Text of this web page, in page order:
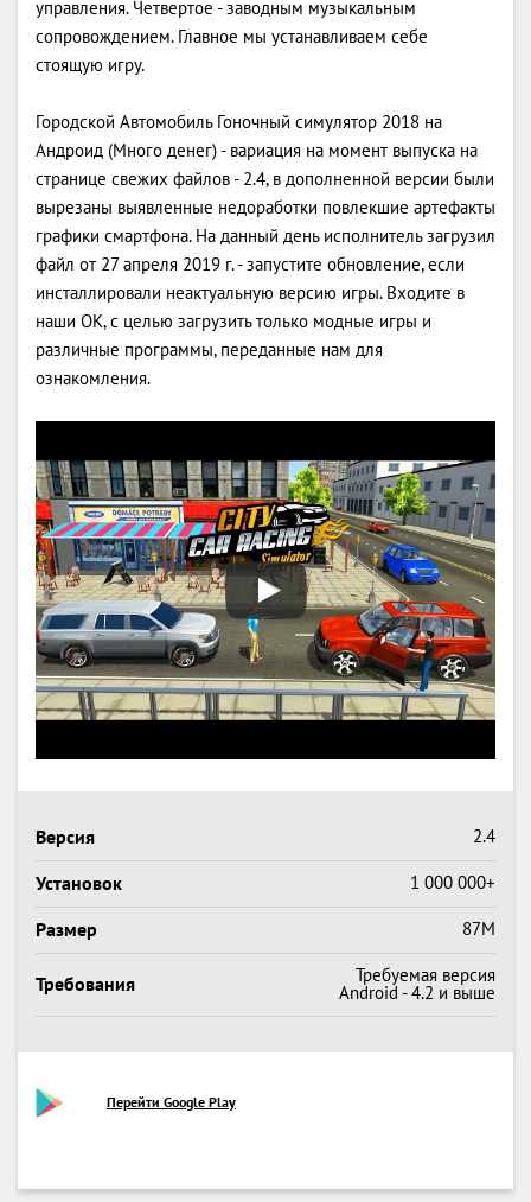
управления. Четвертое - заводным музыкальным
сопровождением. Главное мы устанавливаем себе
стоящую игру.
Городской Aвтомобиль Гоночный симулятор 2018 на
Андроид (Много денег) - вариация на момент выпуска на
странице свежих файлов - 2.4, в дополненной версии были
вырезаны выявленные недоработки повлекшие артефакты
графики смартфона. На данный день исполнитель загрузил
файл от 27 апреля 2019 г. - запустите обновление, если
инсталлировали неактуальную версию игры. Входите в
наши OK, с целью загрузить только модные игры и
различные программы, переданные нам для
ознакомления.
Версия 2.4
Установок 1 000 000+
Размер 87M
Требования Требуемая версия
Android - 4.2 и выше
Перейти Google Play